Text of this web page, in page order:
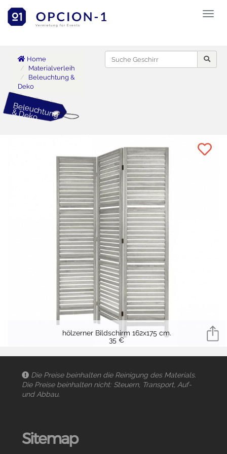
Vermietung für Events
Home
Materialverleih
Beleuchtung &
Deko
B
eleuchtung
&
D
eko
hölzerner Bildschirm 162x175 cm.
35 €
Die Preise beinhalten die Reinigung des Materials.
Die Preise beinhalten nicht: Steuern, Transport, Auf-
und Abbau.
Sitemap